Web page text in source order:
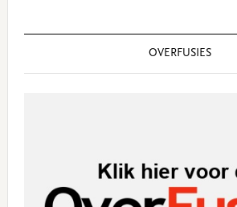
OVERFUSIES